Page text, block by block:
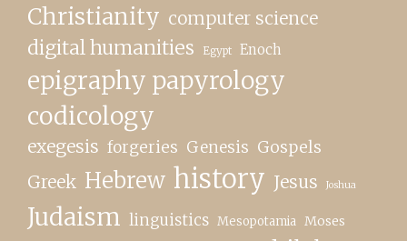
Christianity computer science
digital humanities Egypt Enoch
epigraphy papyrology
codicology
exegesis forgeries Genesis Gospels
Greek Hebrew history Jesus Joshua
Judaism linguistics Mesopotamia Moses